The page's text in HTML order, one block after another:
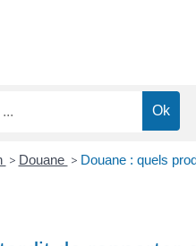
> Douane > Douane : quels